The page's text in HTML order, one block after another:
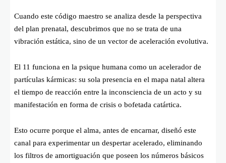
Cuando este código maestro se analiza desde la perspectiva
del plan prenatal, descubrimos que no se trata de una
vibración estática, sino de un vector de aceleración evolutiva.
El 11 funciona en la psique humana como un acelerador de
partículas kármicas: su sola presencia en el mapa natal altera
el tiempo de reacción entre la inconsciencia de un acto y su
manifestación en forma de crisis o bofetada catártica.
Esto ocurre porque el alma, antes de encarnar, diseñó este
canal para experimentar un despertar acelerado, eliminando
los filtros de amortiguación que poseen los números básicos